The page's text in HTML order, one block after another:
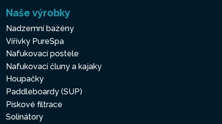
Naše výrobky
Nadzemní bazény
Vířivky PureSpa
Nafukovací postele
Nafukovací čluny a kajaky
Houpačky
Paddleboardy (SUP)
Pískové filtrace
Solinátory